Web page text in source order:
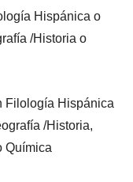
Hispánica o
/Historia o
Filología Hispánica
/Historia,
Química